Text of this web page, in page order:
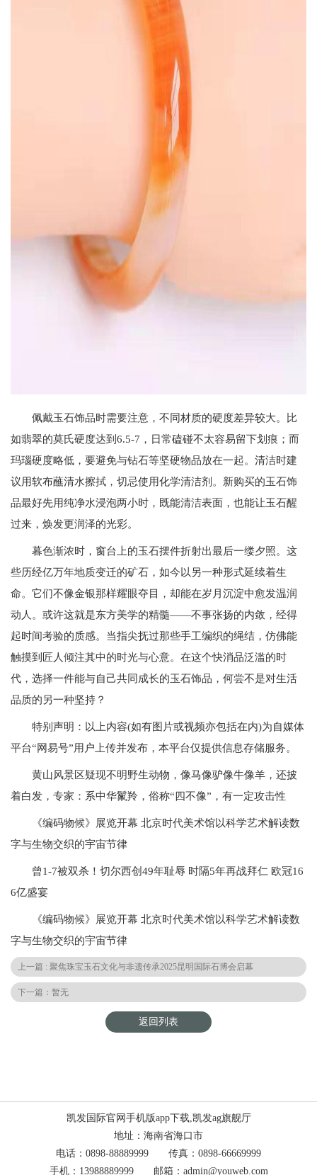
佩戴玉石饰品时需要注意，不同材质的硬度差异较大。比
如翡翠的莫氏硬度达到6.5-7，日常磕碰不太容易留下划痕；而
玛瑙硬度略低，要避免与钻石等坚硬物品放在一起。清洁时建
议用软布蘸清水擦拭，切忌使用化学清洁剂。新购买的玉石饰
品最好先用纯净水浸泡两小时，既能清洁表面，也能让玉石醒
过来，焕发更润泽的光彩。
暮色渐浓时，窗台上的玉石摆件折射出最后一缕夕照。这
些历经亿万年地质变迁的矿石，如今以另一种形式延续着生
命。它们不像金银那样耀眼夺目，却能在岁月沉淀中愈发温润
动人。或许这就是东方美学的精髓——不事张扬的内敛，经得
起时间考验的质感。当指尖抚过那些手工编织的绳结，仿佛能
触摸到匠人倾注其中的时光与心意。在这个快消品泛滥的时
代，选择一件能与自己共同成长的玉石饰品，何尝不是对生活
品质的另一种坚持？
特别声明：以上内容(如有图片或视频亦包括在内)为自媒体
平台“网易号”用户上传并发布，本平台仅提供信息存储服务。
黄山风景区疑现不明野生动物，像马像驴像牛像羊，还披
着白发，专家：系中华鬣羚，俗称“四不像”，有一定攻击性
《编码物候》展览开幕 北京时代美术馆以科学艺术解读数
字与生物交织的宇宙节律
曾1-7被双杀！切尔西创49年耻辱 时隔5年再战拜仁 欧冠16
6亿盛宴
《编码物候》展览开幕 北京时代美术馆以科学艺术解读数
字与生物交织的宇宙节律
上一篇 : 聚焦珠宝玉石文化与非遗传承2025昆明国际石博会启幕
下一篇：暂无
返回列表
凯发国际官网手机版app下载,凯发ag旗舰厅
地址：海南省海口市
电话：0898-88889999 传真：0898-66669999
手机：13988889999 邮箱：admin@youweb.com